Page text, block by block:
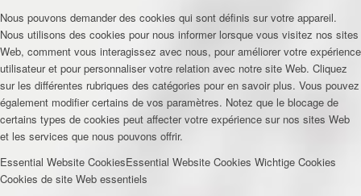
Nous pouvons demander des cookies qui sont définis sur votre appareil.
Nous utilisons des cookies pour nous informer lorsque vous visitez nos sites
Web, comment vous interagissez avec nous, pour améliorer votre expérience
utilisateur et pour personnaliser votre relation avec notre site Web. Cliquez
sur les différentes rubriques des catégories pour en savoir plus. Vous pouvez
également modifier certains de vos paramètres. Notez que le blocage de
certains types de cookies peut affecter votre expérience sur nos sites Web
et les services que nous pouvons offrir.
Essential Website CookiesEssential Website Cookies Wichtige Cookies
Cookies de site Web essentiels